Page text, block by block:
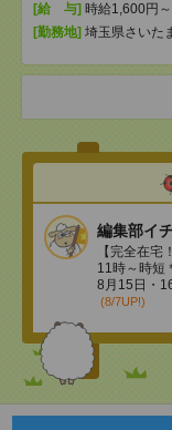
[給 与] 時給1,600円～
[勤務地] 埼玉県さいた
編集部イ
【完全在
11時～時短
8月15日・
(8/7UP!)